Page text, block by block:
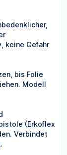
keine Gefahr
bis Folie
Modell
(Erkoflex
Verbindet